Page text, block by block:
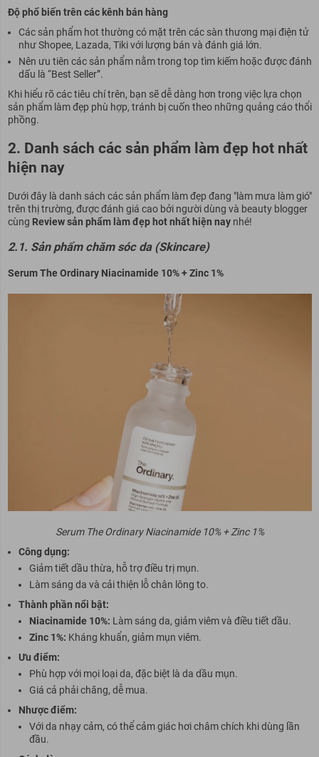
Độ phổ biến trên các kênh bán hàng
Các sản phẩm hot thường có mặt trên các sàn thương mại điện tử
như Shopee, Lazada, Tiki với lượng bán và đánh giá lớn.
Nên ưu tiên các sản phẩm nằm trong top tìm kiếm hoặc được đánh
dấu là “Best Seller”.
Khi hiểu rõ các tiêu chí trên, bạn sẽ dễ dàng hơn trong việc lựa chọn
sản phẩm làm đẹp phù hợp, tránh bị cuốn theo những quảng cáo thổi
phồng.
2. Danh sách các sản phẩm làm đẹp hot nhất
hiện nay
Dưới đây là danh sách các sản phẩm làm đẹp đang "làm mưa làm gió"
trên thị trường, được đánh giá cao bởi người dùng và beauty blogger
cùng Review sản phẩm làm đẹp hot nhất hiện naynhé!
2.1. Sản phẩm chăm sóc da (Skincare)
Serum The Ordinary Niacinamide 10% + Zinc 1%
Serum The Ordinary Niacinamide 10% + Zinc 1%
Công dụng:
Giảm tiết dầu thừa, hỗ trợ điều trị mụn.
Làm sáng da và cải thiện lỗ chân lông to.
Thành phần nổi bật:
Niacinamide 10%: Làm sáng da, giảm viêm và điều tiết dầu.
Zinc 1%: Kháng khuẩn, giảm mụn viêm.
Ưu điểm:
Phù hợp với mọi loại da, đặc biệt là da dầu mụn.
Giá cả phải chăng, dễ mua.
Nhược điểm:
Với da nhạy cảm, có thể cảm giác hơi châm chích khi dùng lần
đầu.